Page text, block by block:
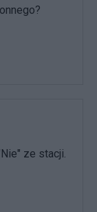
ze stacji.